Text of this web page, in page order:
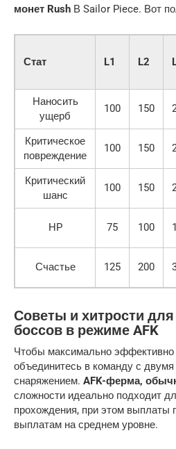
монет Rush В Sailor Piece. Вот
Стат L1 L2
Наносить
ущерб
100 150
Критическое
повреждение
100 150
Критический
шанс
100 150
HP 75 100
Счастье 125 200
Советы и хитрости
боссов в режиме AFK
Чтобы максимально
объединитесь в команду с
снаряжением. AFK-ферма,
сложности идеально подходит
прохождения, при этом выплаты
выплатам на среднем уровне.